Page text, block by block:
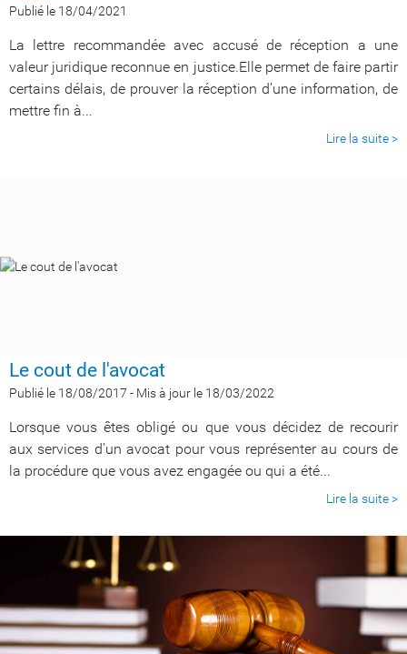
Publié le 18/04/2021
La lettre recommandée avec accusé de réception a une
valeur juridique reconnue en justice.Elle permet de faire partir
certains délais, de prouver la réception d’une information, de
mettre fin à...
Lire la suite >
Le cout de l'avocat
Publié le 18/08/2017 - Mis à jour le 18/03/2022
Lorsque vous êtes obligé ou que vous décidez de recourir
aux services d'un avocat pour vous représenter au cours de
la procédure que vous avez engagée ou qui a été...
Lire la suite >